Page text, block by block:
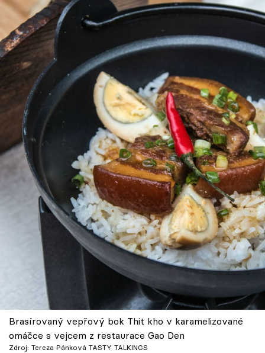
Brasírovaný vepřový bok Thit kho v karamelizované
omáčce s vejcem z restaurace Gao Den
Zdroj: Tereza Pánková TASTY TALKINGS